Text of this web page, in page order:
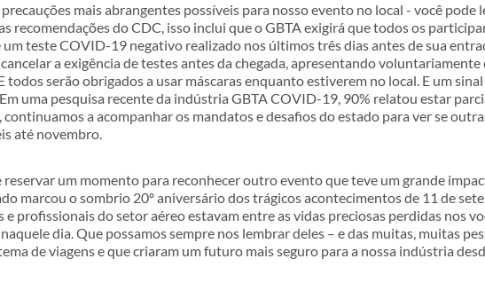
mais abrangentes possíveis para nosso evento no local - você pode
recomendações do CDC, isso inclui que o GBTA exigirá que todos os
teste COVID-19 negativo realizado nos últimos três dias antes de sua
a exigência de testes antes da chegada, apresentando
todos serão obrigados a usar máscaras enquanto estiverem no local. E um
uma pesquisa recente da indústria GBTA COVID-19, 90% relatou estar
continuamos a acompanhar os mandatos e desafios do estado para ver se
até novembro.
reservar um momento para reconhecer outro evento que teve um grande
marcou o sombrio 20º aniversário dos trágicos acontecimentos de 11 de
e profissionais do setor aéreo estavam entre as vidas preciosas perdidas nos
dia. Que possamos sempre nos lembrar deles – e das muitas, muitas
de viagens e que criaram um futuro mais seguro para a nossa indústria